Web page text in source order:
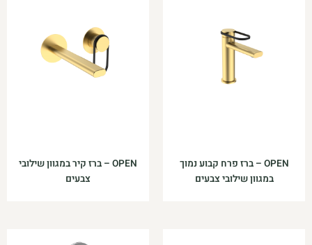
OPEN – ברז פרח קבוע נמוך
במגוון שילובי צבעים
OPEN – ברז קיר במגוון שילובי
צבעים